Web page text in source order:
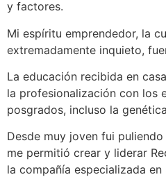
y factores.
Mi espíritu emprendedor, la
extremadamente inquieto,
La educación recibida en
la profesionalización con los
posgrados, incluso la
Desde muy joven fui
me permitió crear y liderar
la compañía especializada